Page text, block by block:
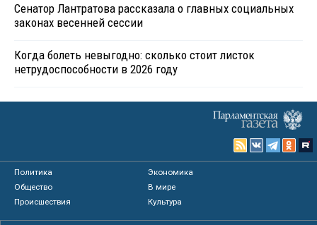
Сенатор Лантратова рассказала о главных социальных
законах весенней сессии
Когда болеть невыгодно: сколько стоит листок
нетрудоспособности в 2026 году
Политика
Экономика
Общество
В мире
Происшествия
Культура